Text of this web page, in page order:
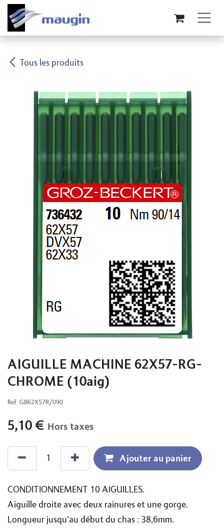
Se rendre au contenu
Tous les produits
AIGUILLE MACHINE 62X57-RG-
CHROME (10aig)
Ref: GB62X57R/090
5,10 € Hors taxes
Ajouter au panier
CONDITIONNEMENT 10 AIGUILLES.
Aiguille droite avec deux rainures et une gorge.
Longueur jusqu'au début du chas : 38,6mm.